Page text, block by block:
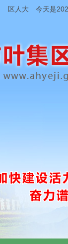
区人大 今天是